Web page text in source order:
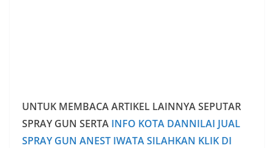
UNTUK MEMBACA ARTIKEL LAINNYA SEPUTAR
SPRAY GUN SERTA INFO KOTA DANNILAI JUAL
SPRAY GUN ANEST IWATA SILAHKAN KLIK DI